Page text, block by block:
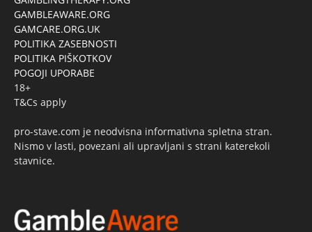
GAMBLEAWARE.ORG
GAMCARE.ORG.UK
POLITIKA ZASEBNOSTI
POLITIKA PIŠKOTKOV
POGOJI UPORABE
18+
T&Cs apply
pro-stave.com je neodvisna informativna spletna stran.
Nismo v lasti, povezani ali upravljani s strani katerekoli
stavnice.